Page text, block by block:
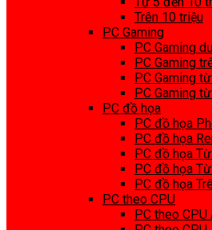
Trên 10 triệu
PC Gaming
PC Gaming
PC Gaming
PC Gaming
PC Gaming
PC đồ họa
PC đồ họa
PC đồ họa
PC đồ họa
PC đồ họa
PC đồ họa
PC theo CPU
PC theo CPU